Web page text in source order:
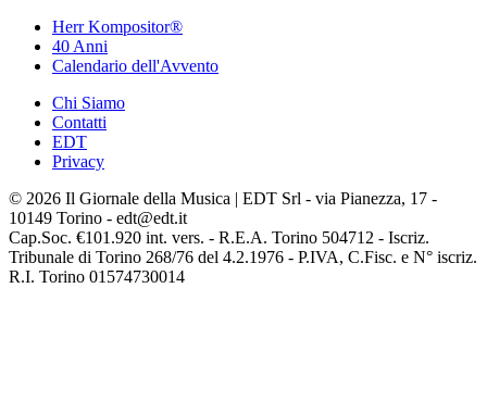
Herr Kompositor®
40 Anni
Calendario dell'Avvento
Chi Siamo
Contatti
EDT
Privacy
© 2026 Il Giornale della Musica | EDT Srl - via Pianezza, 17 -
10149 Torino - edt@edt.it
Cap.Soc. €101.920 int. vers. - R.E.A. Torino 504712 - Iscriz.
Tribunale di Torino 268/76 del 4.2.1976 - P.IVA, C.Fisc. e N° iscriz.
R.I. Torino 01574730014